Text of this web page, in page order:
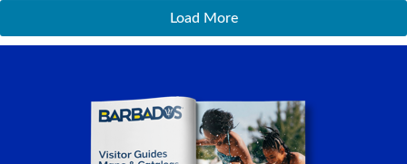
Load More